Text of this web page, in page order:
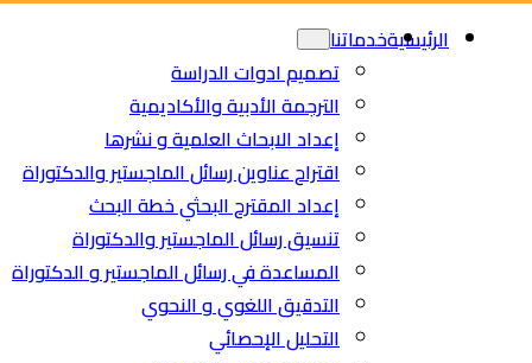
Skip
الرئيسيةخدماتنا
تصميم ادوات الدراسة
الترجمة الأدبية والأكاديمية
إعداد الابحاث العلمية و نشرها
اقتراح عناوين رسائل الماجستير والدكتوراة
إعداد المقترح البحثي خطة البحث
تنسيق رسائل الماجستير والدكتوراة
المساعدة في رسائل الماجستير و الدكتوراة
التدقيق اللغوي و النحوي
التحليل الإحصائي